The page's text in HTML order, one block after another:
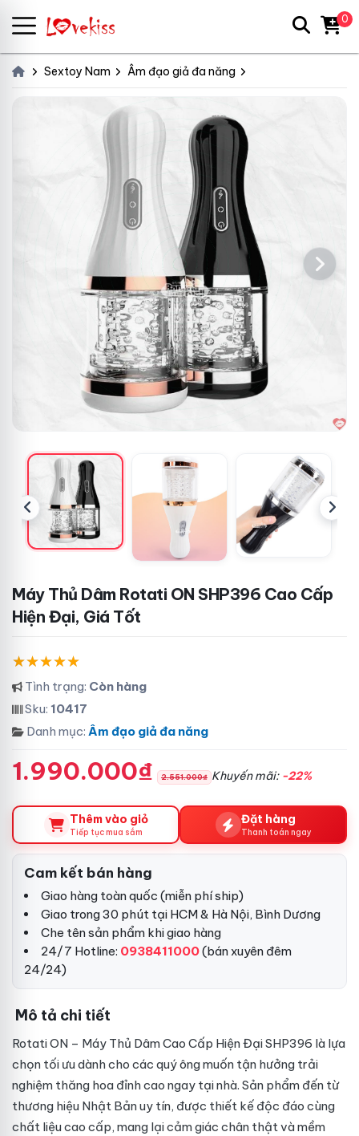
Sextoy Nam Âm đạo giả đa năng
Máy Thủ Dâm Rotati ON SHP396 Cao Cấp
Hiện Đại, Giá Tốt
Tình trạng: Còn hàng
Sku: 10417
Danh mục: Âm đạo giả đa năng
1.990.000₫ 2.551.000₫ Khuyến mãi: -22%
Thêm vào giỏ
Tiếp tục mua sắm
Đặt hàng
Thanh toán ngay
Cam kết bán hàng
Giao hàng toàn quốc (miễn phí ship)
Giao trong 30 phút tại HCM & Hà Nội, Bình Dương
Che tên sản phẩm khi giao hàng
24/7 Hotline: 0938411000(bán xuyên đêm
24/24)
Mô tả chi tiết
Rotati ON – Máy Thủ Dâm Cao Cấp Hiện Đại SHP396 là lựa
chọn tối ưu dành cho các quý ông muốn tận hưởng trải
nghiệm thăng hoa đỉnh cao ngay tại nhà. Sản phẩm đến từ
thương hiệu Nhật Bản uy tín, được thiết kế độc đáo cùng
chất liệu cao cấp, mang lại cảm giác chân thật và mềm
0